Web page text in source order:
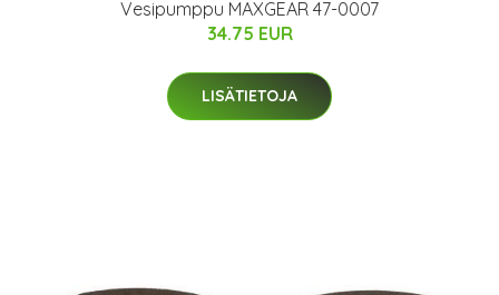
Vesipumppu MAXGEAR 47-0007
34.75 EUR
LISÄTIETOJA